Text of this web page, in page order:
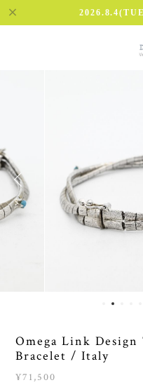
Omega Link
Bracelet / Italy
¥71,500